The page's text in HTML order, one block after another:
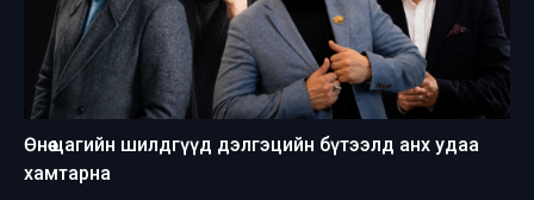
Өнөө цагийн шилдгүүд дэлгэцийн бүтээлд анх удаа
хамтарна